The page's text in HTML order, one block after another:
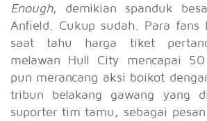
Enough, demikian spanduk
Anfield. Cukup sudah. Para fans
saat tahu harga tiket
melawan Hull City mencapai
pun merancang aksi boikot
tribun belakang gawang yang
suporter tim tamu, sebagai